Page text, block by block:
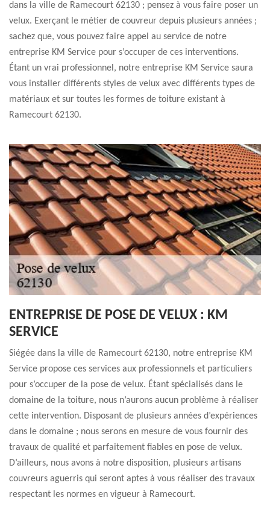
dans la ville de Ramecourt 62130 ; pensez à vous faire poser un
velux. Exerçant le métier de couvreur depuis plusieurs années ;
sachez que, vous pouvez faire appel au service de notre
entreprise KM Service pour s’occuper de ces interventions.
Étant un vrai professionnel, notre entreprise KM Service saura
vous installer différents styles de velux avec différents types de
matériaux et sur toutes les formes de toiture existant à
Ramecourt 62130.
ENTREPRISE DE POSE DE VELUX : KM
SERVICE
Siégée dans la ville de Ramecourt 62130, notre entreprise KM
Service propose ces services aux professionnels et particuliers
pour s’occuper de la pose de velux. Étant spécialisés dans le
domaine de la toiture, nous n’aurons aucun problème à réaliser
cette intervention. Disposant de plusieurs années d’expériences
dans le domaine ; nous serons en mesure de vous fournir des
travaux de qualité et parfaitement fiables en pose de velux.
D’ailleurs, nous avons à notre disposition, plusieurs artisans
couvreurs aguerris qui seront aptes à vous réaliser des travaux
respectant les normes en vigueur à Ramecourt.